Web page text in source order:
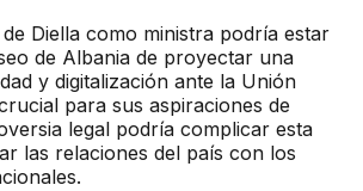
Diella como ministra podría estar
de Albania de proyectar una
y digitalización ante la Unión
para sus aspiraciones de
legal podría complicar esta
las relaciones del país con los